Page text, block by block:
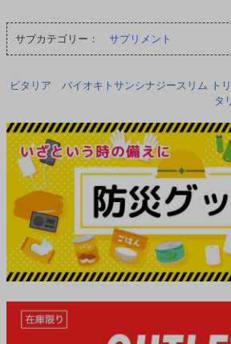
サブカテゴリー： サプリメント
ビタリア バイオキトサンシナジースリム
タ